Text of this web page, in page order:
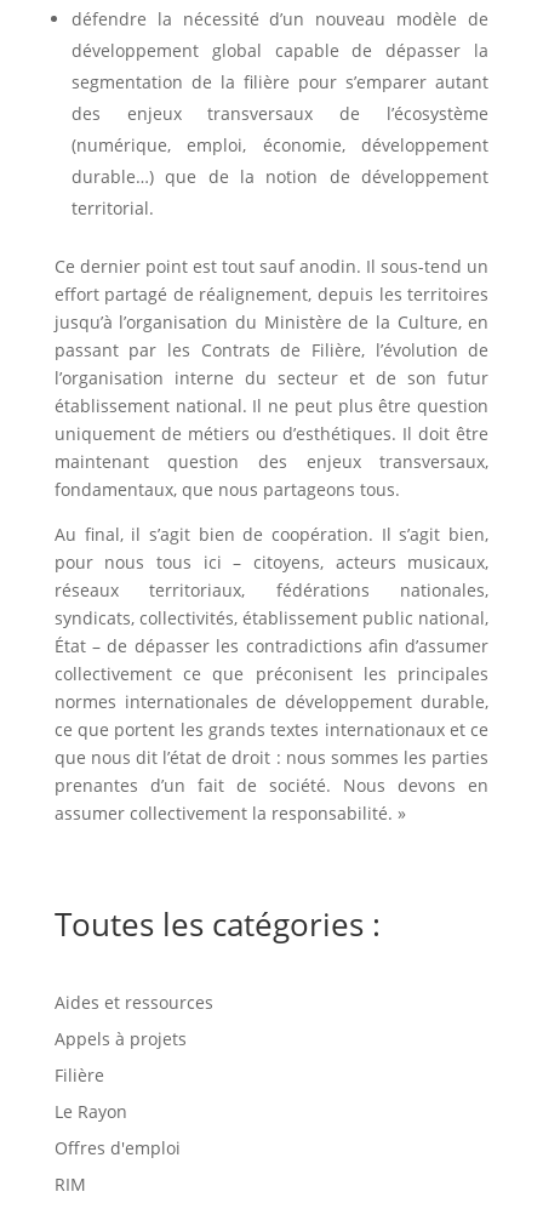
défendre la nécessité d’un nouveau modèle de
développement global capable de dépasser la
segmentation de la filière pour s’emparer autant
des enjeux transversaux de l’écosystème
(numérique, emploi, économie, développement
durable…) que de la notion de développement
territorial.
Ce dernier point est tout sauf anodin. Il sous-tend un
effort partagé de réalignement, depuis les territoires
jusqu’à l’organisation du Ministère de la Culture, en
passant par les Contrats de Filière, l’évolution de
l’organisation interne du secteur et de son futur
établissement national. Il ne peut plus être question
uniquement de métiers ou d’esthétiques. Il doit être
maintenant question des enjeux transversaux,
fondamentaux, que nous partageons tous.
Au final, il s’agit bien de coopération. Il s’agit bien,
pour nous tous ici – citoyens, acteurs musicaux,
réseaux territoriaux, fédérations nationales,
syndicats, collectivités, établissement public national,
État – de dépasser les contradictions afin d’assumer
collectivement ce que préconisent les principales
normes internationales de développement durable,
ce que portent les grands textes internationaux et ce
que nous dit l’état de droit : nous sommes les parties
prenantes d’un fait de société. Nous devons en
assumer collectivement la responsabilité. »
Toutes les catégories :
Aides et ressources
Appels à projets
Filière
Le Rayon
Offres d'emploi
RIM